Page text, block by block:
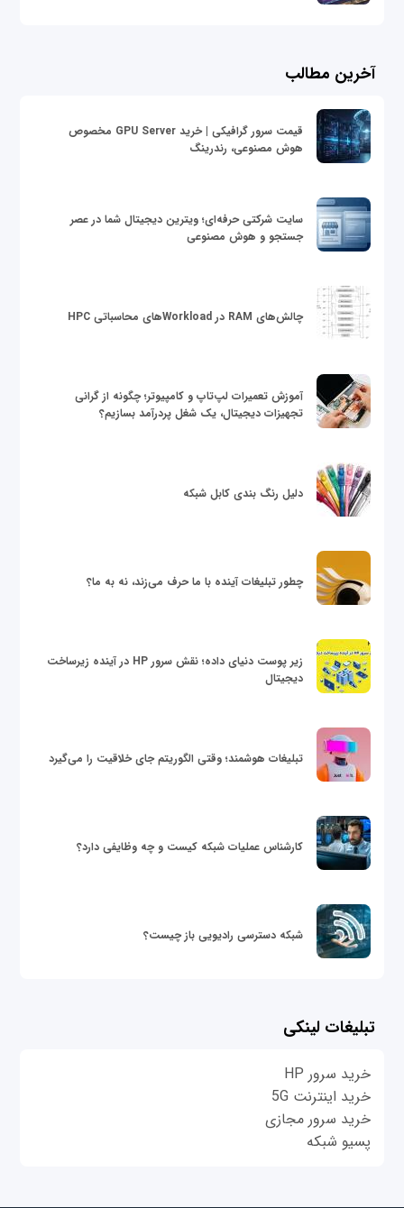
آخرین مطالب
قیمت سرور گرافیکی | خرید GPU Server مخصوص
هوش مصنوعی، رندرینگ
سایت شرکتی حرفه‌ای؛ ویترین دیجیتال شما در عصر
جستجو و هوش مصنوعی
چالش‌های RAM در Workloadهای محاسباتی HPC
آموزش تعمیرات لپ‌تاپ و کامپیوتر؛ چگونه از گرانی
تجهیزات دیجیتال، یک شغل پردرآمد بسازیم؟
دلیل رنگ بندی کابل شبکه
چطور تبلیغات آینده با ما حرف می‌زند، نه به ما؟
زیر پوست دنیای داده؛ نقش سرور HP در آینده زیرساخت
دیجیتال
تبلیغات هوشمند؛ وقتی الگوریتم جای خلاقیت را می‌گیرد
کارشناس عملیات شبکه کیست و چه وظایفی دارد؟
شبکه دسترسی رادیویی باز چیست؟
تبلیغات لینکی
خرید سرور HP
خرید اینترنت 5G
خرید سرور مجازی
پسیو شبکه